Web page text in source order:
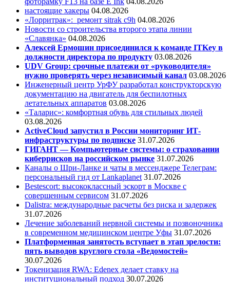
настоящие хакеры 04.08.2026
«Лорритрак»: ремонт sitrak c9h 04.08.2026
Новости со строительства второго этапа линии
«Славянка» 04.08.2026
Алексей Ермошин присоединился к команде ITKey в
должности директора по продукту 03.08.2026
UDV Group: срочные платежи от «руководителя»
нужно проверять через независимый канал 03.08.2026
Инженерный центр УрФУ разработал конструкторскую
документацию на двигатель для беспилотных
летательных аппаратов 03.08.2026
«Таларис»: комфортная обувь для стильных людей
03.08.2026
ActiveCloud запустил в России мониторинг ИТ-
инфраструктуры по подписке 31.07.2026
ГИГАНТ — Компьютерные системы: о страховании
киберрисков на российском рынке 31.07.2026
Каналы о Шри-Ланке и чаты в мессенджере Телеграм:
персональный гид от Lankaplanet 31.07.2026
Bestescort: высококлассный эскорт в Москве с
совершенным сервисом 31.07.2026
Dalistra: международные расчеты без риска и задержек
31.07.2026
Лечение заболеваний нервной системы и позвоночника
в современном медицинском центре Уфы 31.07.2026
Платформенная занятость вступает в этап зрелости:
пять выводов круглого стола «Ведомостей»
30.07.2026
Токенизация RWA: Edenex делает ставку на
институциональный подход 30.07.2026